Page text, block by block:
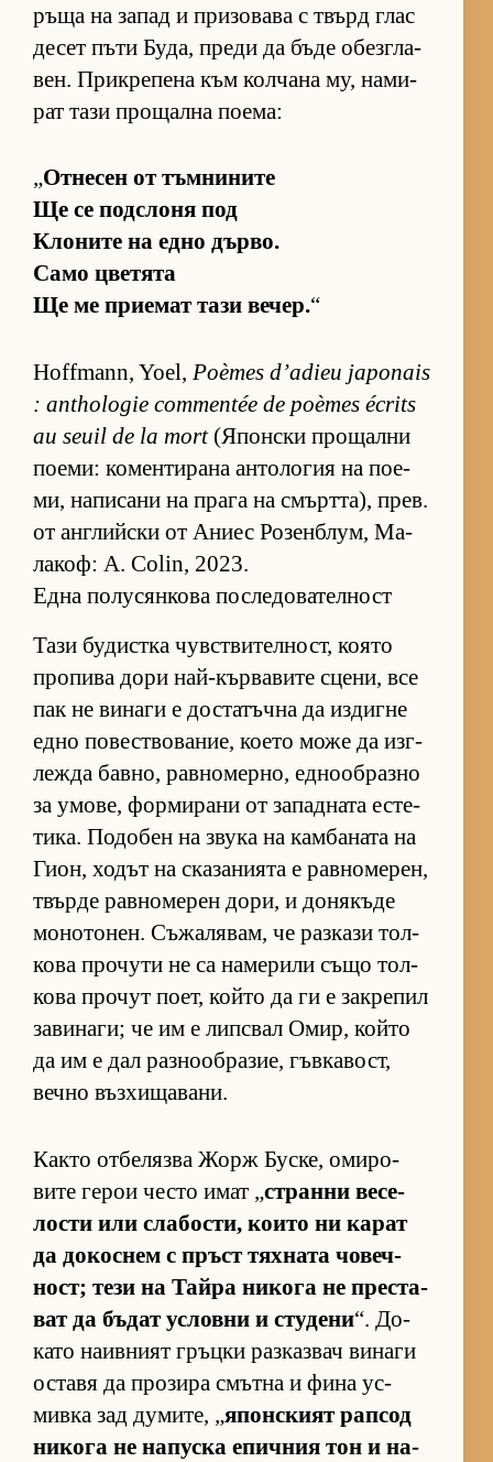
ръща на за­пад и при­зо­вава с твърд глас
де­сет пъти Бу­да, преди да бъде обез­г­ла­
вен. Прик­ре­пена към кол­чана му, на­ми­
рат тази про­щална по­е­ма:
„От­не­сен от тъм­ни­ните
Ще се под­с­лоня под
Кло­ните на едно дър­во.
Само цве­тята
Ще ме при­е­мат тази ве­чер.“
Hoffmann, Yoel, Poèmes d’adieu japonais
: anthologie commentée de poèmes écrits
au seuil de la mort(Я­пон­ски про­щални
по­е­ми: ко­мен­ти­рана ан­то­ло­гия на по­е­
ми, на­пи­сани на прага на смърт­та), прев.
от ан­г­лийски от Аниес Ро­зен­б­лум, Ма­
ла­коф: A. Colin, 2023.
Една полусянкова последователност
Тази бу­дис­тка чув­с­т­ви­тел­ност, ко­ято
про­пива дори най-кър­ва­вите сце­ни, все
пак не ви­наги е дос­та­тъчна да из­дигне
едно по­вес­т­во­ва­ние, ко­ето може да из­г­
лежда бав­но, рав­но­мер­но, ед­но­об­разно
за умо­ве, фор­ми­рани от за­пад­ната ес­те­
ти­ка. По­до­бен на звука на кам­ба­ната на
Ги­он, хо­дът на ска­за­ни­ята е рав­но­ме­рен,
твърде рав­но­ме­рен до­ри, и до­ня­къде
мо­но­то­нен. Съ­жа­ля­вам, че раз­кази тол­
кова про­чути не са на­ме­рили също тол­
кова про­чут по­ет, който да ги е зак­ре­пил
за­ви­на­ги; че им е лип­с­вал Омир, който
да им е дал раз­но­об­ра­зие, гъв­ка­вост,
вечно въз­хи­ща­ва­ни.
Както от­бе­лязва Жорж Бус­ке, оми­ро­
вите ге­рои често имат „странни ве­се­
лости или сла­бос­ти, ко­ито ни ка­рат
да до­кос­нем с пръст тях­ната чо­веч­
ност; тези на Тайра ни­кога не прес­та­
ват да бъ­дат ус­ловни и сту­дени“. До­
като на­ив­ният гръцки раз­каз­вач ви­наги
ос­тавя да про­зира смътна и фина ус­
мивка зад ду­ми­те, „япон­с­кият рап­сод
ни­кога не на­пуска епич­ния тон и на­